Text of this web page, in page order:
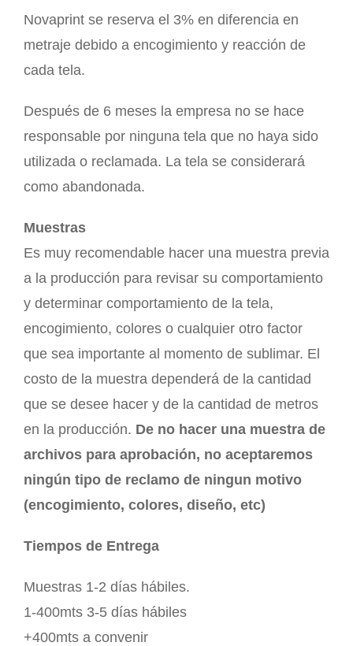
Novaprint se reserva el 3% en diferencia en
metraje debido a encogimiento y reacción de
cada tela.
Después de 6 meses la empresa no se hace
responsable por ninguna tela que no haya sido
utilizada o reclamada. La tela se considerará
como abandonada.
Muestras
Es muy recomendable hacer una muestra previa
a la producción para revisar su comportamiento
y determinar comportamiento de la tela,
encogimiento, colores o cualquier otro factor
que sea importante al momento de sublimar. El
costo de la muestra dependerá de la cantidad
que se desee hacer y de la cantidad de metros
en la producción. De no hacer una muestra de
archivos para aprobación, no aceptaremos
ningún tipo de reclamo de ningun motivo
(encogimiento, colores, diseño, etc)
Tiempos de Entrega
Muestras 1-2 días hábiles.
1-400mts 3-5 días hábiles
+400mts a convenir